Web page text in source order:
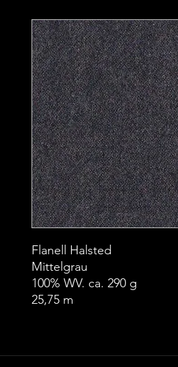
Flanell Halsted
Mittelgrau
100% WV. ca. 290 g
25,75 m